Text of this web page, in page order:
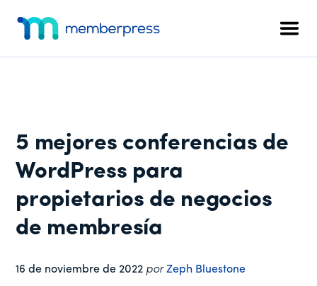
contenido
principal
barra
de
adicional
en
uno
WordPress
5 mejores conferencias de
WordPress para
propietarios de negocios
de membresía
16 de noviembre de 2022 porZeph Bluestone